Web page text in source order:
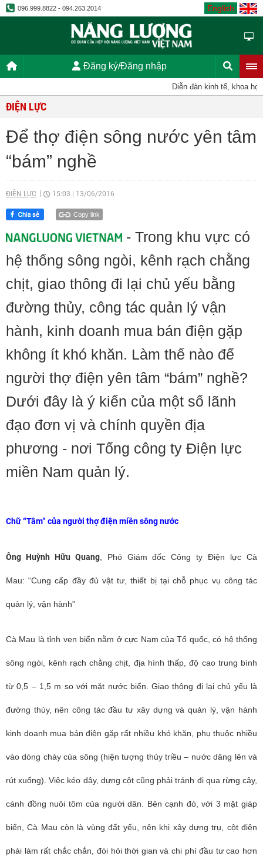
096.999.8822 - 094.263.2014 English
Đăng ký/Đăng nhập
Diễn đàn kinh tế, khoa học,
ĐIỆN LỰC
Để thợ điện sông nước yên tâm
“bám” nghề
ĐIỆN LỰC 15:03 13/06/2016
Copy link
- Trong khu vực có
hệ thống sông ngòi, kênh rạch chằng
chịt, giao thông đi lại chủ yếu bằng
đường thủy, công tác quản lý vận
hành, kinh doanh mua bán điện gặp
không ít khó khăn. Làm thế nào để
người thợ điện yên tâm “bám” nghề?
Dưới đây là ý kiến của một số lãnh
đạo đơn vị và chính quyền địa
phương - nơi Tổng công ty Điện lực
miền Nam quản lý.
Chữ “Tâm” của người thợ điện miền sông nước
Ông Huỳnh Hữu Quang, Phó Giám đốc Công ty Điện lực Cà
Mau: “Cung cấp đầy đủ vật tư, thiết bị tại chỗ phục vụ công tác
quản lý, vận hành”
Cà Mau là tỉnh ven biển nằm ở cực Nam của Tổ quốc, có hệ thống
sông ngòi, kênh rạch chằng chịt, địa hình thấp, độ cao trung bình
từ 0,5 – 1,5 m so với mặt nước biển. Giao thông đi lại chủ yếu là
đường thủy, nên công tác đầu tư xây dựng và quản lý, vận hành
kinh doanh mua bán điện gặp rất nhiều khó khăn, phụ thuộc nhiều
vào dòng chảy của sông (hiện tượng thủy triều – nước dâng lên và
rút xuống). Việc kéo dây, dựng cột cũng phải tránh đi qua rừng cây,
cánh đồng nuôi tôm của người dân. Bên cạnh đó, với 3 mặt giáp
biển, Cà Mau còn là vùng đất yếu, nên khi xây dựng trụ, cột điện
phải làm rất chắc chắn, đòi hỏi thời gian và chi phí đầu tư cao hơn